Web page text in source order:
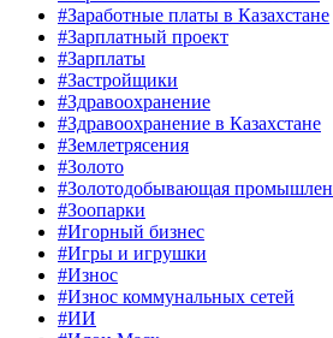
#Заработные платы в Казахстане
#Зарплатный проект
#Зарплаты
#Застройщики
#Здравоохранение
#Здравоохранение в Казахстане
#Землетрясения
#Золото
#Золотодобывающая
#Зоопарки
#Игорный бизнес
#Игры и игрушки
#Износ
#Износ коммунальных сетей
#ИИ